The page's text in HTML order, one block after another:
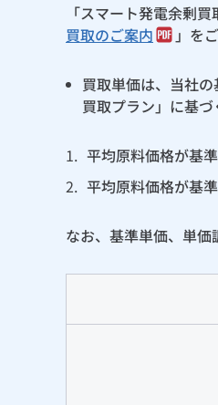
「スマート発電余剰
買取のご案内
」を
買取単価は、当社
買取プラン」に基
1. 平均原料価格が基
2. 平均原料価格が基
なお、基準単価、単価